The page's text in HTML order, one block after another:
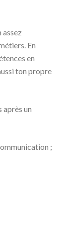
En
en
ton propre
après un
;